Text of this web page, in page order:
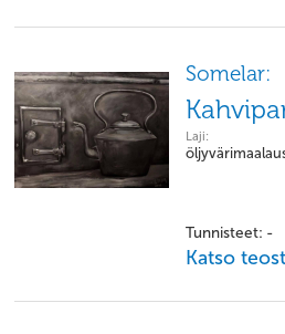
Somelar:
Laji:
Tunnisteet: -
Katso